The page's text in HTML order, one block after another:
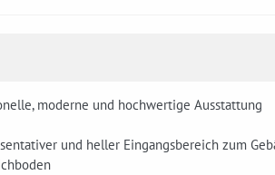
moderne und hochwertige Ausstattung
und heller Eingangsbereich zum